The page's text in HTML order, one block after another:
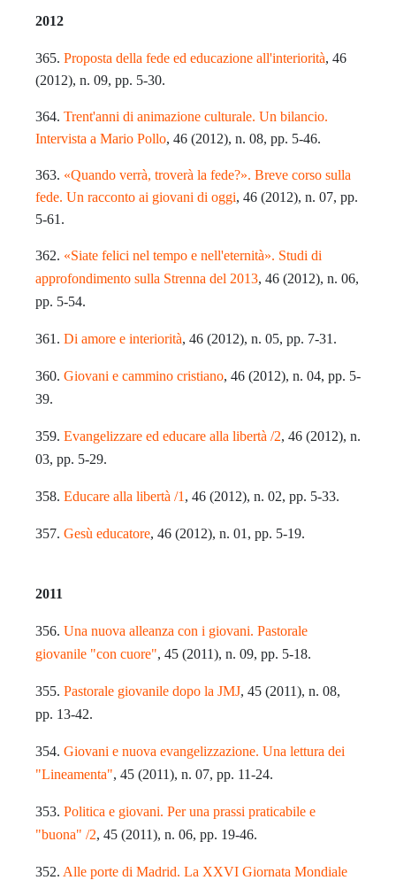
2012
365. Proposta della fede ed educazione all'interiorità, 46
(2012), n. 09, pp. 5-30.
364. Trent'anni di animazione culturale. Un bilancio.
Intervista a Mario Pollo, 46 (2012), n. 08, pp. 5-46.
363. «Quando verrà, troverà la fede?». Breve corso sulla
fede. Un racconto ai giovani di oggi, 46 (2012), n. 07, pp.
5-61.
362. «Siate felici nel tempo e nell'eternità». Studi di
approfondimento sulla Strenna del 2013, 46 (2012), n. 06,
pp. 5-54.
361. Di amore e interiorità, 46 (2012), n. 05, pp. 7-31.
360. Giovani e cammino cristiano, 46 (2012), n. 04, pp. 5-
39.
359. Evangelizzare ed educare alla libertà /2, 46 (2012), n.
03, pp. 5-29.
358. Educare alla libertà /1 , 46 (2012), n. 02, pp. 5-33.
357. Gesù educatore, 46 (2012), n. 01, pp. 5-19.
2011
356. Una nuova alleanza con i giovani. Pastorale
giovanile "con cuore", 45 (2011), n. 09, pp. 5-18.
355. Pastorale giovanile dopo la JMJ, 45 (2011), n. 08,
pp. 13-42.
354. Giovani e nuova evangelizzazione. Una lettura dei
"Lineamenta", 45 (2011), n. 07, pp. 11-24.
353. Politica e giovani. Per una prassi praticabile e
"buona" /2, 45 (2011), n. 06, pp. 19-46.
352. Alle porte di Madrid. La XXVI Giornata Mondiale